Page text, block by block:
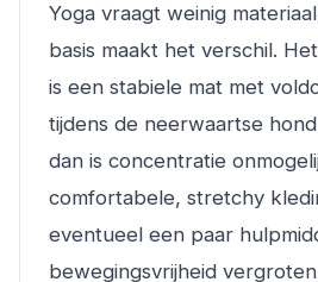
Yoga vraagt weinig
basis maakt het verschil.
is een stabiele mat met
tijdens de neerwaartse
dan is concentratie
comfortabele, stretchy
eventueel een paar
bewegingsvrijheid